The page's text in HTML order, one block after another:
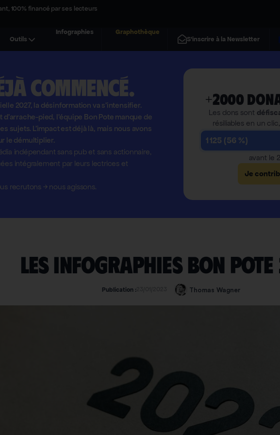
100% financé par ses lecteurs
Outils
Infographies
Graphothèque
S'inscrire à la Newsletter
commencé.
2027, la désinformation va s'intensifier.
d'arrache-pied, l'équipe Bon Pote manque de
sujets. L'impact est déjà là, mais nous avons
le démultiplier.
indépendant sans pub et sans actionnaire,
intégralement par leurs lectrices et
recrutons →nous agissons.
+2000
Les dons sont
résiliables en un
1 125 (56 %)
avant le
Je
Les infographies Bon Pote
Publication : Thomas Wagner